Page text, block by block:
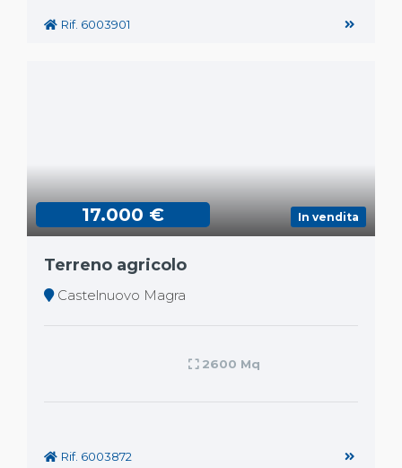
Rif. 6003901
In vendita
17.000 €
Terreno agricolo
Castelnuovo Magra
2600 Mq
Rif. 6003872